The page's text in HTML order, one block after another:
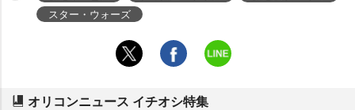
スター・ウォーズ
オリコンニュース イチオシ特集